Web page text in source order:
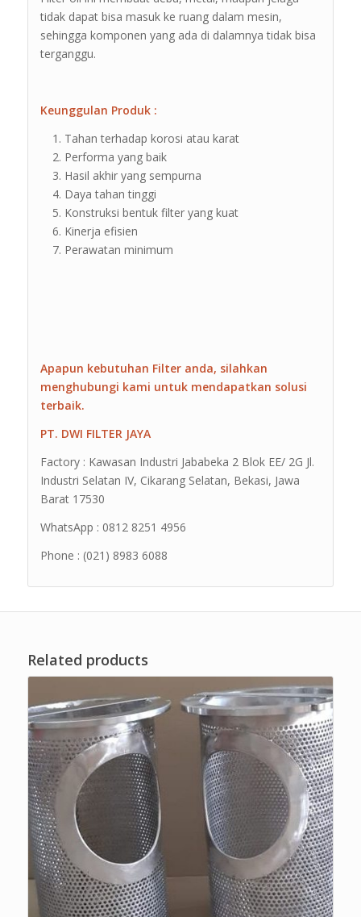
tidak dapat bisa masuk ke ruang dalam mesin,
sehingga komponen yang ada di dalamnya tidak bisa
terganggu.
Keunggulan Produk :
Tahan terhadap korosi atau karat
Performa yang baik
Hasil akhir yang sempurna
Daya tahan tinggi
Konstruksi bentuk filter yang kuat
Kinerja efisien
Perawatan minimum
Apapun kebutuhan Filter anda, silahkan
menghubungi kami untuk mendapatkan solusi
terbaik.
PT. DWI FILTER JAYA
Factory : Kawasan Industri Jababeka 2 Blok EE/ 2G Jl.
Industri Selatan IV, Cikarang Selatan, Bekasi, Jawa
Barat 17530
WhatsApp : 0812 8251 4956
Phone : (021) 8983 6088
Related products